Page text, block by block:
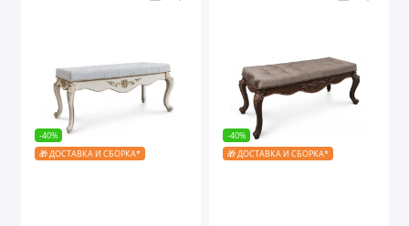
-40%
🎁 ДОСТАВКА И СБОРКА*
-40%
🎁 ДОСТАВКА И СБОРКА*